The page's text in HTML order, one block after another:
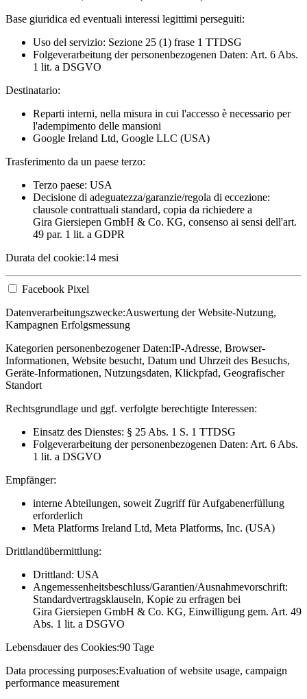
Base giuridica ed eventuali interessi legittimi perseguiti:
Uso del servizio: Sezione 25 (1) frase 1 TTDSG
Folgeverarbeitung der personenbezogenen Daten: Art. 6 Abs.
1 lit. a DSGVO
Destinatario:
Reparti interni, nella misura in cui l'accesso è necessario per
l'adempimento delle mansioni
Google Ireland Ltd, Google LLC (USA)
Trasferimento da un paese terzo:
Terzo paese: USA
Decisione di adeguatezza/garanzie/regola di eccezione:
clausole contrattuali standard, copia da richiedere a
Gira Giersiepen GmbH & Co. KG, consenso ai sensi dell'art.
49 par. 1 lit. a GDPR
Durata del cookie:14 mesi
Facebook Pixel
Datenverarbeitungszwecke:Auswertung der Website-Nutzung,
Kampagnen Erfolgsmessung
Kategorien personenbezogener Daten:IP-Adresse, Browser-
Informationen, Website besucht, Datum und Uhrzeit des Besuchs,
Geräte-Informationen, Nutzungsdaten, Klickpfad, Geografischer
Standort
Rechtsgrundlage und ggf. verfolgte berechtigte Interessen:
Einsatz des Dienstes: § 25 Abs. 1 S. 1 TTDSG
Folgeverarbeitung der personenbezogenen Daten: Art. 6 Abs.
1 lit. a DSGVO
Empfänger:
interne Abteilungen, soweit Zugriff für Aufgabenerfüllung
erforderlich
Meta Platforms Ireland Ltd, Meta Platforms, Inc. (USA)
Drittlandübermittlung:
Drittland: USA
Angemessenheitsbeschluss/Garantien/Ausnahmevorschrift:
Standardvertragsklauseln, Kopie zu erfragen bei
Gira Giersiepen GmbH & Co. KG, Einwilligung gem. Art. 49
Abs. 1 lit. a DSGVO
Lebensdauer des Cookies:90 Tage
Data processing purposes:Evaluation of website usage, campaign
performance measurement